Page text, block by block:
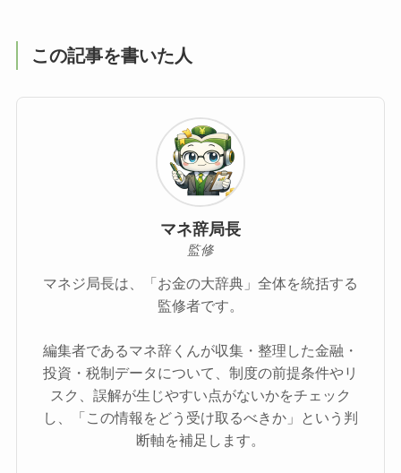
この記事を書いた人
マネ辞局長
監修
マネジ局長は、「お金の大辞典」全体を統括する
監修者です。
編集者であるマネ辞くんが収集・整理した金融・
投資・税制データについて、制度の前提条件やリ
スク、誤解が生じやすい点がないかをチェック
し、「この情報をどう受け取るべきか」という判
断軸を補足します。